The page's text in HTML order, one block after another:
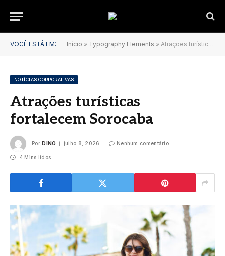
VOCÊ ESTÁ EM: Início » Typography Elements » Atrações turísticas fortalecem Sorocaba
NOTÍCIAS CORPORATIVAS
Atrações turísticas
fortalecem Sorocaba
Por DINO julho 8, 2026 Nenhum comentário
4 Mins lidos